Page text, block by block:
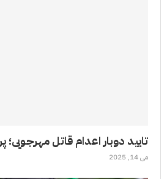
تایید دوبار اعدام قاتل مهرجویی؛
می 14, 2025